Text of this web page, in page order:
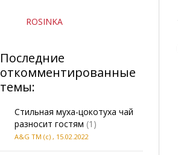
ROSINKA
Последние
откомментированные
темы:
Стильная муха-цокотуха чай
разносит гостям (1)
A&G TM (c) , 15.02.2022